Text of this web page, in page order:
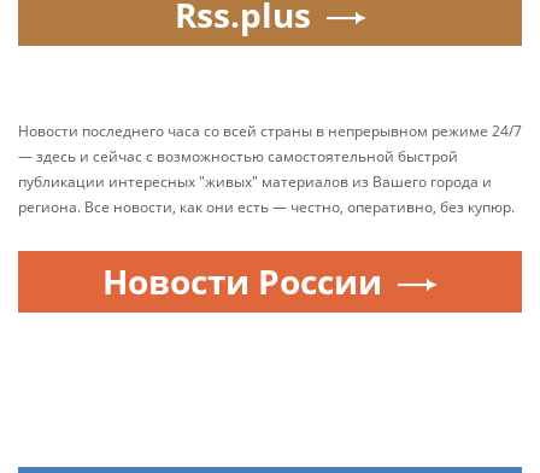
Rss.plus
Новости последнего часа со всей страны в непрерывном режиме 24/7
— здесь и сейчас с возможностью самостоятельной быстрой
публикации интересных "живых" материалов из Вашего города и
региона. Все новости, как они есть — честно, оперативно, без купюр.
Новости России